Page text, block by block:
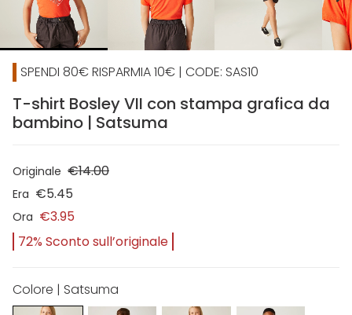
SPENDI 80€ RISPARMIA 10€ | CODE: SAS10
T-shirt Bosley VII con stampa grafica da
bambino | Satsuma
Originale €14.00
Era €5.45
Ora €3.95
72% Sconto sull’originale
Colore | Satsuma